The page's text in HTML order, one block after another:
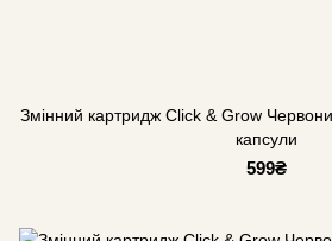
Змінний картридж Click & Grow
капсули
599₴